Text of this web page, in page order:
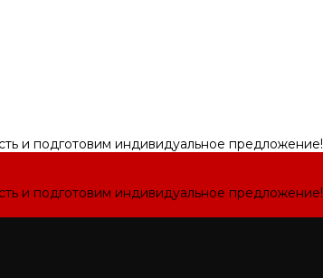
и подготовим индивидуальное предложение!
и подготовим индивидуальное предложение!